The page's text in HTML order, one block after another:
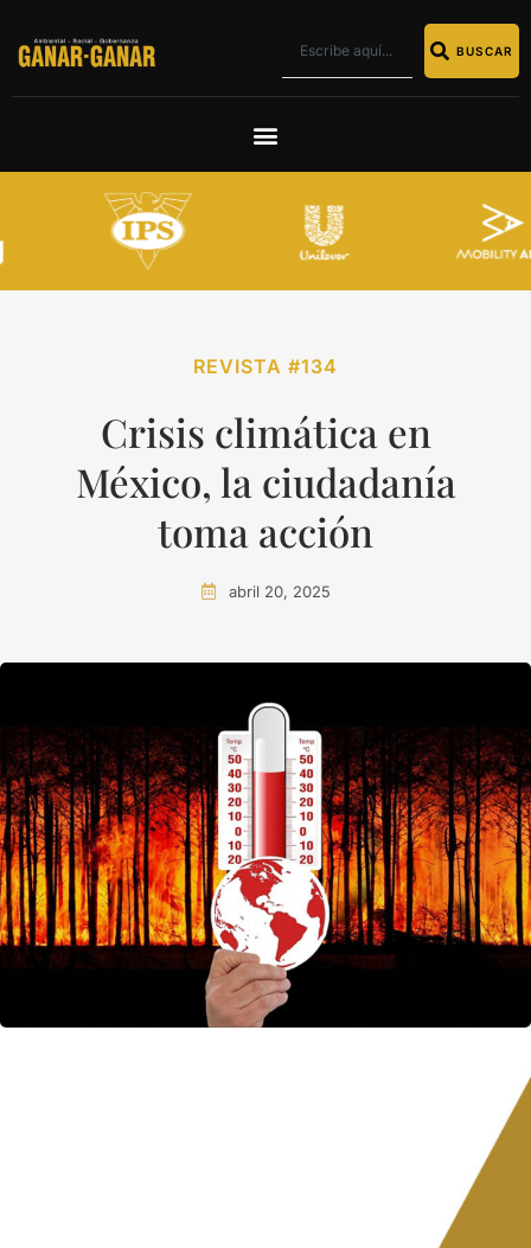
BUSCAR
REVISTA #134
Crisis climática en
México, la ciudadanía
toma acción
abril 20, 2025